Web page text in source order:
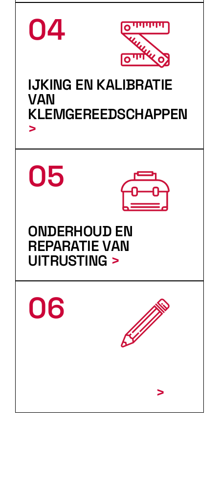
04
IJKING EN KALIBRATIE
VAN
KLEMGEREEDSCHAPPEN
>
05
ONDERHOUD EN
REPARATIE VAN
UITRUSTING >
06
>